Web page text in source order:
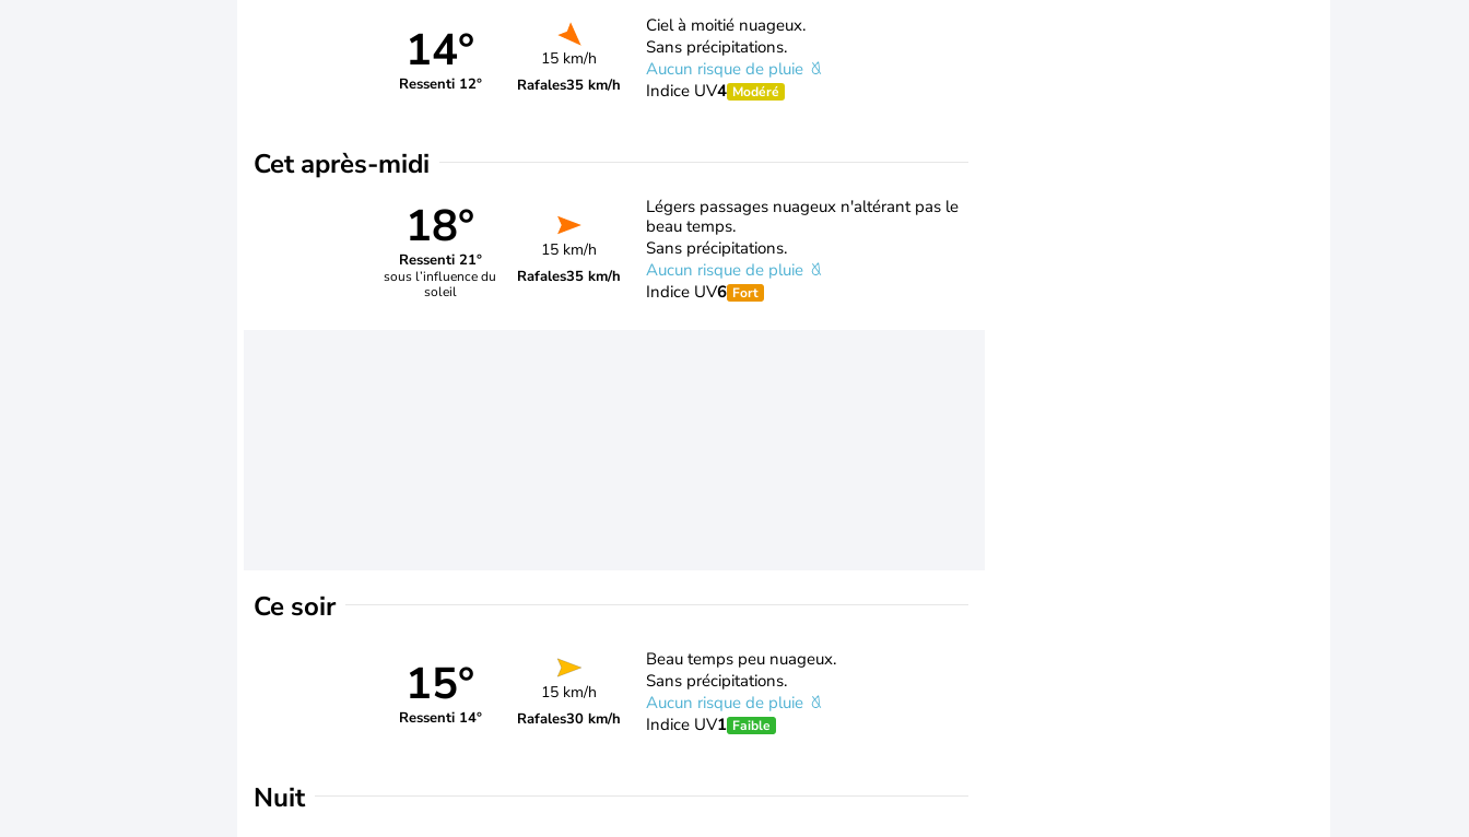
14°
Ressenti 12°
15 km/h
Rafales35 km/h
Ciel à moitié nuageux.
Sans précipitations.
Aucun risque de pluie
Indice UV4 Modéré
Cet après-midi
18°
Ressenti 21°
sous l’influence du
soleil
15 km/h
Rafales35 km/h
Légers passages nuageux n'altérant pas le
beau temps.
Sans précipitations.
Aucun risque de pluie
Indice UV6 Fort
Ce soir
15°
Ressenti 14°
15 km/h
Rafales30 km/h
Beau temps peu nuageux.
Sans précipitations.
Aucun risque de pluie
Indice UV1 Faible
Nuit